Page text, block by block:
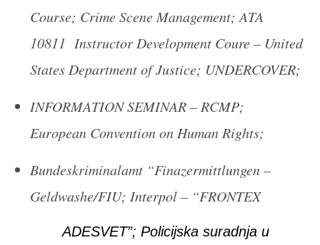
Course; Crime Scene Management; ATA
10811 Instructor Development Coure – United
States Department of Justice; UNDERCOVER;
INFORMATION SEMINAR – RCMP;
European Convention on Human Rights;
Bundeskriminalamt “Finazermittlungen –
Geldwashe/FIU; Interpol – “FRONTEX
ADESVET”; Policijska suradnja u